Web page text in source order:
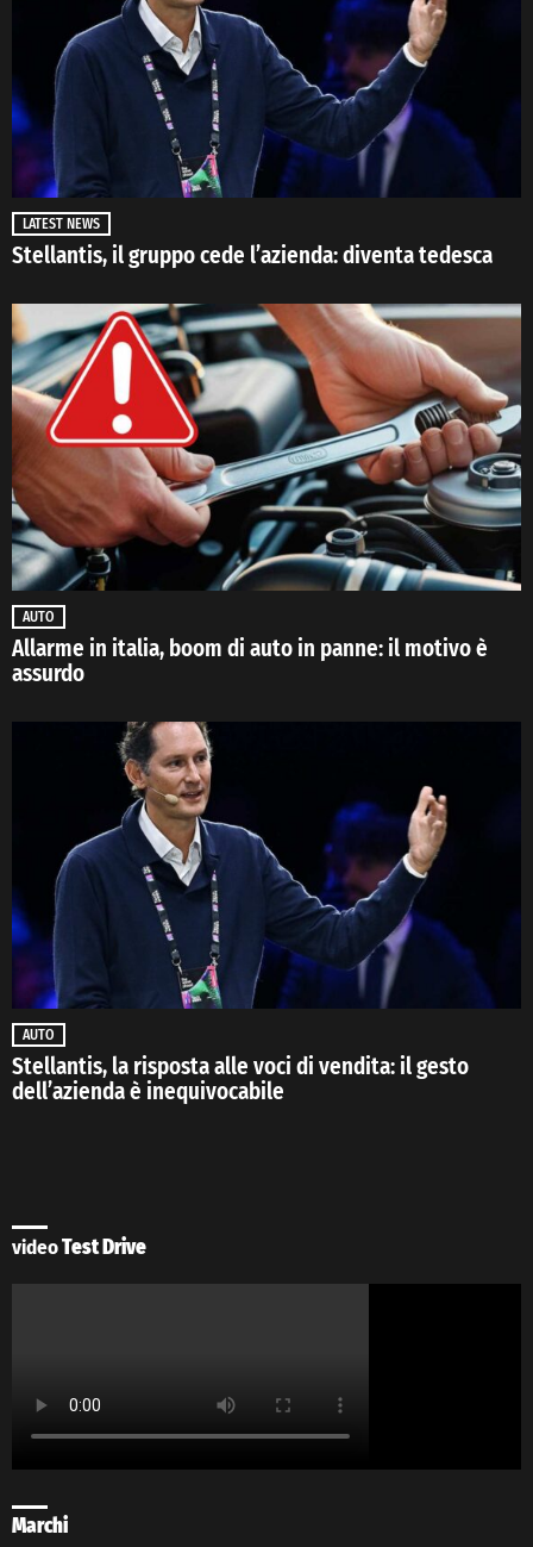
LATEST NEWS
Stellantis, il gruppo cede l’azienda: diventa tedesca
AUTO
Allarme in italia, boom di auto in panne: il motivo è
assurdo
AUTO
Stellantis, la risposta alle voci di vendita: il gesto
dell’azienda è inequivocabile
videoTest Drive
Marchi